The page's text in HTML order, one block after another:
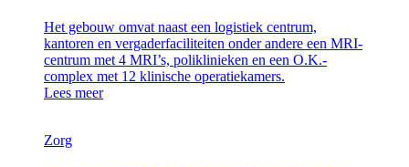
Het gebouw omvat naast een logistiek centrum,
kantoren en vergaderfaciliteiten onder andere een MRI-
centrum met 4 MRI’s, poliklinieken en een O.K.-
complex met 12 klinische operatiekamers.
Lees meer
Zorg